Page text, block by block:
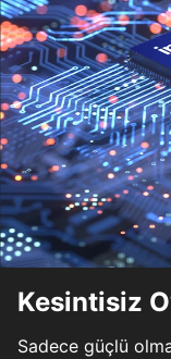
Kesintisiz
Sadece güçlü